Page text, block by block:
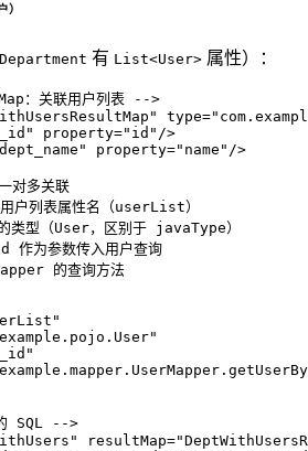
）
Department 有 List<User> 属性）：
：关联用户列表 -->
type=
property="id" />
property="name" />
对多关联
户列表属性名（userList）
类型（User，区别于 javaType）
为参数传入用户查询
的查询方法
SQL -->
resultMap=